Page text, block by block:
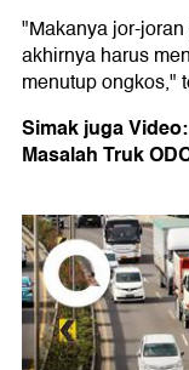
"Makanya jor-
akhirnya harus
menutup ongkos,"
Simak juga
Masalah Truk